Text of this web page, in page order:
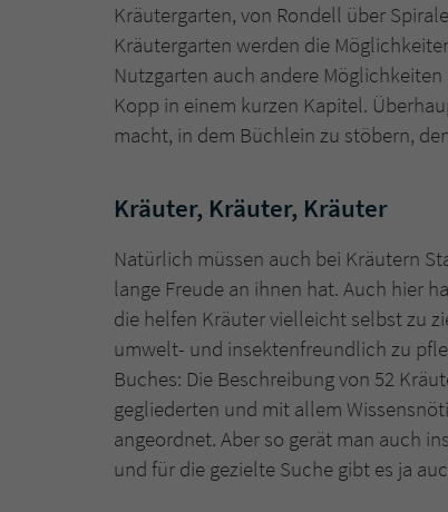
Kräutergarten, von Rondell über
Kräutergarten werden die
Nutzgarten auch andere
Kopp in einem kurzen Kapitel.
macht, in dem Büchlein zu stöbern,
Kräuter, Kräuter, Kräuter
Natürlich müssen auch bei Kräutern
lange Freude an ihnen hat. Auch hier
die helfen Kräuter vielleicht selbst zu
umwelt- und insektenfreundlich zu
Buches: Die Beschreibung von 52
gegliederten und mit allem
angeordnet. Aber so gerät man auch
und für die gezielte Suche gibt es ja